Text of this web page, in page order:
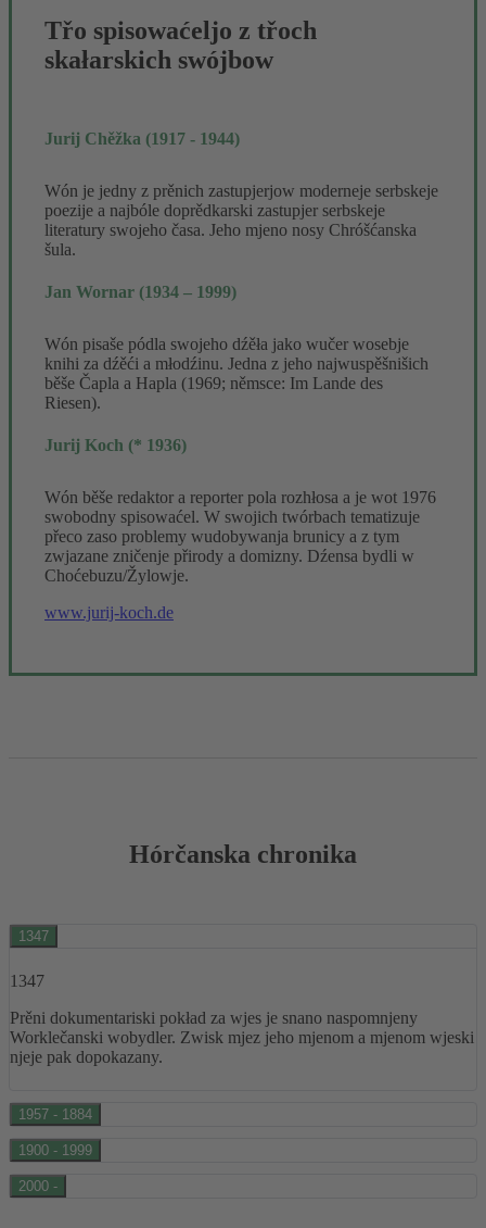
Třo spisowaćeljo z třoch
skałarskich swójbow
Jurij Chěžka (1917 - 1944)
Wón je jedny z prěnich zastupjerjow moderneje serbskeje
poezije a najbóle doprědkarski zastupjer serbskeje
literatury swojeho časa. Jeho mjeno nosy Chróšćanska
šula.
Jan Wornar (1934 – 1999)
Wón pisaše pódla swojeho dźěła jako wučer wosebje
knihi za dźěći a młodźinu. Jedna z jeho najwuspěšnišich
běše Čapla a Hapla (1969; němsce: Im Lande des
Riesen).
Jurij Koch (* 1936)
Wón běše redaktor a reporter pola rozhłosa a je wot 1976
swobodny spisowaćel. W swojich twórbach tematizuje
přeco zaso problemy wudobywanja brunicy a z tym
zwjazane zničenje přirody a domizny. Dźensa bydli w
Choćebuzu/Žylowje.
www.jurij-koch.de
Hórčanska chronika
1347
1347
Prěni dokumentariski pokład za wjes je snano naspomnjeny
Worklečanski wobydler. Zwisk mjez jeho mjenom a mjenom wjeski
njeje pak dopokazany.
1957 - 1884
1900 - 1999
2000 -